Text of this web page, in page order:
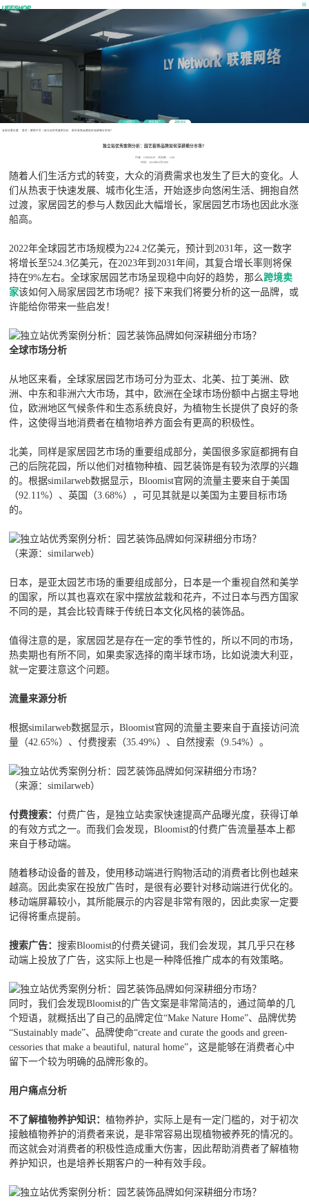
公司简介 联系我们 最新消息
当前位置位置： 首页 > 营销干货> 独立站优秀案例分析：园艺装饰品牌如何深耕细分市场？
独立站优秀案例分析：园艺装饰品牌如何深耕细分市场？
作者：UEESHOP 浏览数：1189
时间：2024年02月29日
随着人们生活方式的转变，大众的消费需求也发生了巨大的变化。人
们从热衷于快速发展、城市化生活，开始逐步向悠闲生活、拥抱自然
过渡，家居园艺的参与人数因此大幅增长，家居园艺市场也因此水涨
船高。
2022年全球园艺市场规模为224.2亿美元，预计到2031年，这一数字
将增长至524.3亿美元，在2023年到2031年间，其复合增长率则将保
持在9%左右。全球家居园艺市场呈现稳中向好的趋势，那么跨境卖
家该如何入局家居园艺市场呢？接下来我们将要分析的这一品牌，或
许能给你带来一些启发！
全球市场分析
从地区来看，全球家居园艺市场可分为亚太、北美、拉丁美洲、欧
洲、中东和非洲六大市场，其中，欧洲在全球市场份额中占据主导地
位，欧洲地区气候条件和生态系统良好，为植物生长提供了良好的条
件，这使得当地消费者在植物培养方面会有更高的积极性。
北美，同样是家居园艺市场的重要组成部分，美国很多家庭都拥有自
己的后院花园，所以他们对植物种植、园艺装饰是有较为浓厚的兴趣
的。根据similarweb数据显示，Bloomist官网的流量主要来自于美国
（92.11%）、英国（3.68%），可见其就是以美国为主要目标市场
的。
（来源：similarweb）
日本，是亚太园艺市场的重要组成部分，日本是一个重视自然和美学
的国家，所以其也喜欢在家中摆放盆栽和花卉，不过日本与西方国家
不同的是，其会比较青睐于传统日本文化风格的装饰品。
值得注意的是，家居园艺是存在一定的季节性的，所以不同的市场，
热卖期也有所不同，如果卖家选择的南半球市场，比如说澳大利亚，
就一定要注意这个问题。
流量来源分析
根据similarweb数据显示，Bloomist官网的流量主要来自于直接访问流
量（42.65%）、付费搜索（35.49%）、自然搜索（9.54%）。
（来源：similarweb）
付费搜索：付费广告，是独立站卖家快速提高产品曝光度，获得订单
的有效方式之一。而我们会发现，Bloomist的付费广告流量基本上都
来自于移动端。
随着移动设备的普及，使用移动端进行购物活动的消费者比例也越来
越高。因此卖家在投放广告时，是很有必要针对移动端进行优化的。
移动端屏幕较小，其所能展示的内容是非常有限的，因此卖家一定要
记得将重点提前。
搜索广告：搜索Bloomist的付费关键词，我们会发现，其几乎只在移
动端上投放了广告，这实际上也是一种降低推广成本的有效策略。
同时，我们会发现Bloomist的广告文案是非常简洁的，通过简单的几
个短语，就概括出了自己的品牌定位“Make Nature Home”、品牌优势
“Sustainably made”、品牌使命“create and curate the goods and green-
cessories that make a beautiful, natural home”，这是能够在消费者心中
留下一个较为明确的品牌形象的。
用户痛点分析
不了解植物养护知识：植物养护，实际上是有一定门槛的，对于初次
接触植物养护的消费者来说，是非常容易出现植物被养死的情况的。
而这就会对消费者的积极性造成重大伤害，因此帮助消费者了解植物
养护知识，也是培养长期客户的一种有效手段。